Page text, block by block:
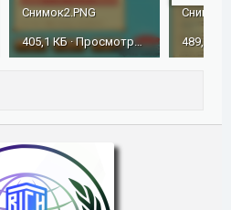
Снимок2.PNG
405,1 КБ · Просмотры: 390